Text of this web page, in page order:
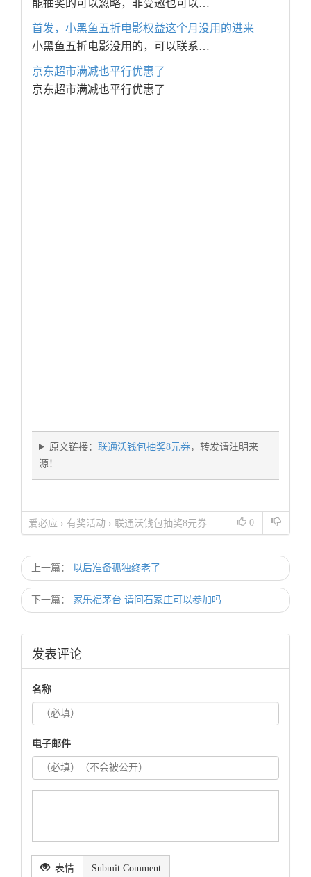
能抽奖的可以忽略，非受邀也可以…
首发，小黑鱼五折电影权益这个月没用的进来
小黑鱼五折电影没用的，可以联系…
京东超市满减也平行优惠了
京东超市满减也平行优惠了
原文链接： 联通沃钱包抽奖8元券，转发请注明来
源！
0
爱必应 › 有奖活动 › 联通沃钱包抽奖8元券
上一篇： 以后准备孤独终老了
下一篇： 家乐福茅台 请问石家庄可以参加吗
发表评论
名称
电子邮件
表情 Submit Comment